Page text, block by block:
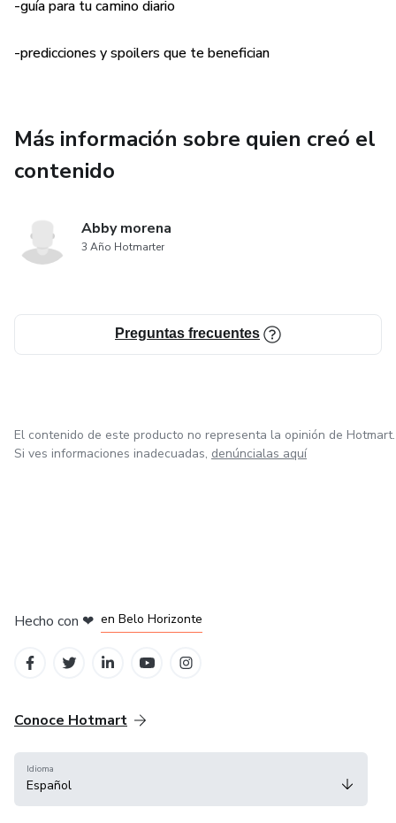
-guía para tu camino diario
-predicciones y spoilers que te benefician
Más información sobre quien creó el
contenido
Abby morena
3 Año Hotmarter
Preguntas frecuentes
El contenido de este producto no representa la opinión de Hotmart.
Si ves informaciones inadecuadas, denúncialas aquí
Hecho con ❤ en Belo Horizonte
Conoce Hotmart
Idioma
Español